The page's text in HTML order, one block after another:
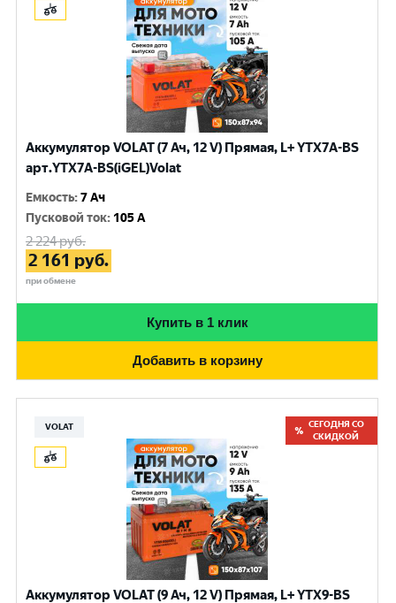
Аккумулятор VOLAT (7 Ач, 12 V) Прямая, L+ YTX7A-BS
арт.YTX7A-BS(iGEL)Volat
Емкость:7 Ач
Пусковой ток: 105 A
2 224руб.
2 161 руб.
при обмене
Купить в 1 клик
Добавить в корзину
VOLAT
СЕГОДНЯ СО
СКИДКОЙ
Аккумулятор VOLAT (9 Ач, 12 V) Прямая, L+ YTX9-BS